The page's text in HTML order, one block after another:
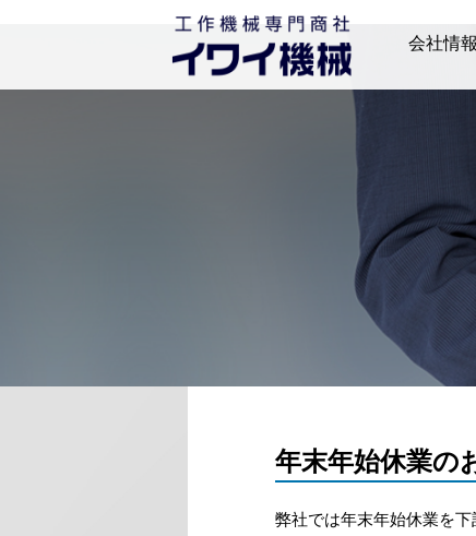
会社情報
年末年始休業の
弊社では年末年始休業を下